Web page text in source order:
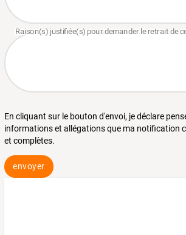
En cliquant sur le bouton d'envoi, je déclare
informations et allégations que ma notification
et complètes.
envoyer